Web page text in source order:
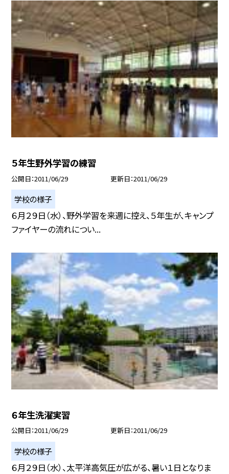
５年生野外学習の練習
公開日 2011/06/29 更新日 2011/06/29
学校の様子
６月２９日（水）、野外学習を来週に控え、５年生が、キャンプ
ファイヤーの流れについ...
６年生洗濯実習
公開日 2011/06/29 更新日 2011/06/29
学校の様子
６月２９日（水）、太平洋高気圧が広がる、暑い１日となりま